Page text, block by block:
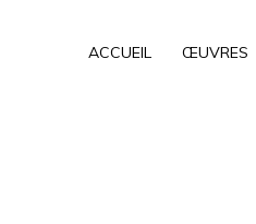
ACCUEIL ŒUVRES